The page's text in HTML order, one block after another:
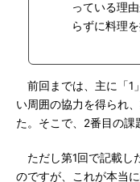
っている理
らずに料理
前回までは、主に「1
い周囲の協力を得られ
た。そこで、2番目の課
ただし第1回で記載し
のですが、これが本当